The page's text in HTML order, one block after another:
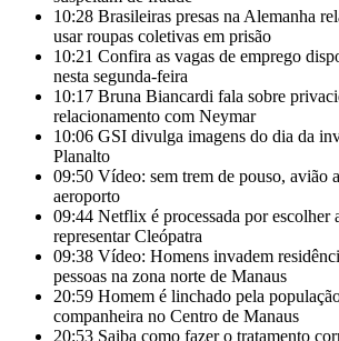
10:28 Brasileiras presas na Alemanha
usar roupas coletivas em prisão
10:21 Confira as vagas de emprego
nesta segunda-feira
10:17 Bruna Biancardi fala sobre
relacionamento com Neymar
10:06 GSI divulga imagens do dia da
Planalto
09:50 Vídeo: sem trem de pouso, avião
aeroporto
09:44 Netflix é processada por escolher
representar Cleópatra
09:38 Vídeo: Homens invadem
pessoas na zona norte de Manaus
20:59 Homem é linchado pela
companheira no Centro de Manaus
20:53 Saiba como fazer o tratamento